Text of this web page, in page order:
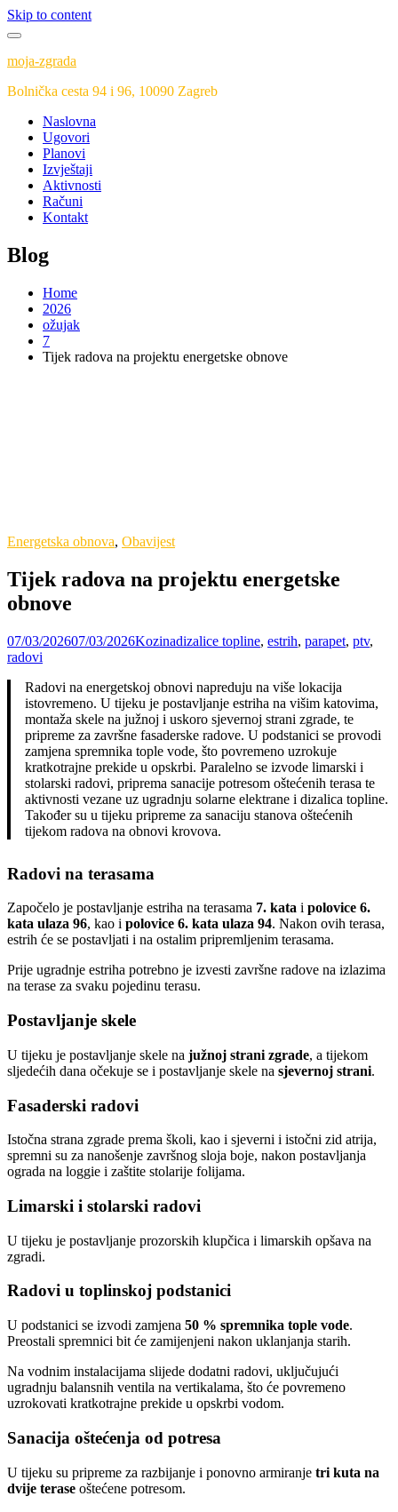
Skip to content
moja-zgrada
Bolnička cesta 94 i 96, 10090 Zagreb
Naslovna
Ugovori
Planovi
Izvještaji
Aktivnosti
Računi
Kontakt
Blog
Home
2026
ožujak
7
Tijek radova na projektu energetske obnove
Energetska obnova, Obavijest
Tijek radova na projektu energetske
obnove
07/03/202607/03/2026Kozinadizalice topline, estrih, parapet, ptv,
radovi
Radovi na energetskoj obnovi napreduju na više lokacija
istovremeno. U tijeku je postavljanje estriha na višim katovima,
montaža skele na južnoj i uskoro sjevernoj strani zgrade, te
pripreme za završne fasaderske radove. U podstanici se provodi
zamjena spremnika tople vode, što povremeno uzrokuje
kratkotrajne prekide u opskrbi. Paralelno se izvode limarski i
stolarski radovi, priprema sanacije potresom oštećenih terasa te
aktivnosti vezane uz ugradnju solarne elektrane i dizalica topline.
Također su u tijeku pripreme za sanaciju stanova oštećenih
tijekom radova na obnovi krovova.
Radovi na terasama
Započelo je postavljanje estriha na terasama 7. kata i polovice 6.
kata ulaza 96, kao i polovice 6. kata ulaza 94. Nakon ovih terasa,
estrih će se postavljati i na ostalim pripremljenim terasama.
Prije ugradnje estriha potrebno je izvesti završne radove na izlazima
na terase za svaku pojedinu terasu.
Postavljanje skele
U tijeku je postavljanje skele na južnoj strani zgrade, a tijekom
sljedećih dana očekuje se i postavljanje skele na sjevernoj strani.
Fasaderski radovi
Istočna strana zgrade prema školi, kao i sjeverni i istočni zid atrija,
spremni su za nanošenje završnog sloja boje, nakon postavljanja
ograda na loggie i zaštite stolarije folijama.
Limarski i stolarski radovi
U tijeku je postavljanje prozorskih klupčica i limarskih opšava na
zgradi.
Radovi u toplinskoj podstanici
U podstanici se izvodi zamjena 50 % spremnika tople vode.
Preostali spremnici bit će zamijenjeni nakon uklanjanja starih.
Na vodnim instalacijama slijede dodatni radovi, uključujući
ugradnju balansnih ventila na vertikalama, što će povremeno
uzrokovati kratkotrajne prekide u opskrbi vodom.
Sanacija oštećenja od potresa
U tijeku su pripreme za razbijanje i ponovno armiranje tri kuta na
dvije terase oštećene potresom.